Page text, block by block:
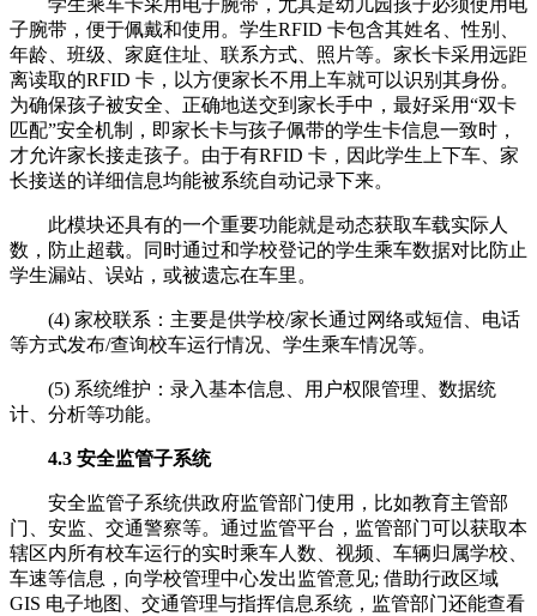
子腕带，便于佩戴和使用。学生RFID 卡包含其姓名、性别、
年龄、班级、家庭住址、联系方式、照片等。家长卡采用远距
离读取的RFID 卡，以方便家长不用上车就可以识别其身份。
为确保孩子被安全、正确地送交到家长手中，最好采用“双卡
匹配”安全机制，即家长卡与孩子佩带的学生卡信息一致时，
才允许家长接走孩子。由于有RFID 卡，因此学生上下车、家
长接送的详细信息均能被系统自动记录下来。
此模块还具有的一个重要功能就是动态获取车载实际人
数，防止超载。同时通过和学校登记的学生乘车数据对比防止
学生漏站、误站，或被遗忘在车里。
(4) 家校联系：主要是供学校/家长通过网络或短信、电话
等方式发布/查询校车运行情况、学生乘车情况等。
(5) 系统维护：录入基本信息、用户权限管理、数据统
计、分析等功能。
4.3 安全监管子系统
安全监管子系统供政府监管部门使用，比如教育主管部
门、安监、交通警察等。通过监管平台，监管部门可以获取本
辖区内所有校车运行的实时乘车人数、视频、车辆归属学校、
车速等信息，向学校管理中心发出监管意见; 借助行政区域
GIS 电子地图、交通管理与指挥信息系统，监管部门还能查看